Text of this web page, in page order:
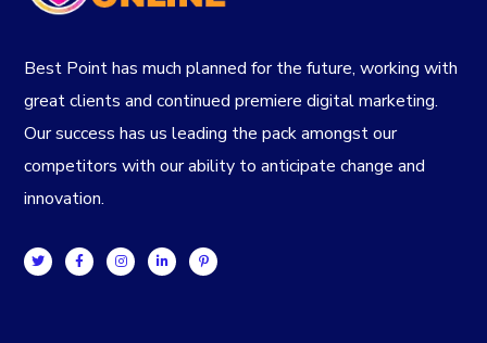
Best Point has much planned for the future, working with
great clients and continued premiere digital marketing.
Our success has us leading the pack amongst our
competitors with our ability to anticipate change and
innovation.